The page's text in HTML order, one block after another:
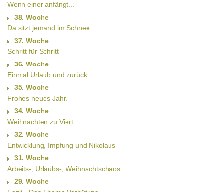
Wenn einer anfängt...
38. Woche
Da sitzt jemand im Schnee
37. Woche
Schritt für Schritt
36. Woche
Einmal Urlaub und zurück.
35. Woche
Frohes neues Jahr.
34. Woche
Weihnachten zu Viert
32. Woche
Entwicklung, Impfung und Nikolaus
31. Woche
Arbeits-, Urlaubs-, Weihnachtschaos
29. Woche